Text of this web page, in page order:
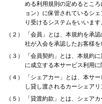
める利用規則の定めるとこ
ョン）に保管されているシ
り受けるシステムをいいます
（２）
「会員」とは、本規約を承
社が入会を承認したお客様を
（３）
「会員契約」とは、本規約
に成立する本サービス利用に
（４）
「シェアカー」とは、本サ
し貸し渡されるカーシェア
（５）
「貸渡約款」とは、シェア